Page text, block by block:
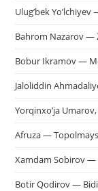
Ulug’bek Yo’lchiyev
Bahrom Nazarov —
Bobur Ikramov —
Jaloliddin
Yorqinxo’ja
Afruza —
Xamdam Sobirov —
Botir Qodirov —